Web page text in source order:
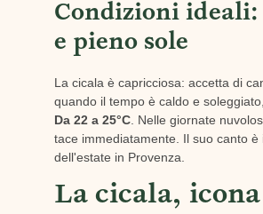
Condizioni ideali:
e pieno sole
La cicala è capricciosa: accetta di
quando il tempo è caldo e
Da 22 a 25°C. Nelle giornate
tace immediatamente. Il suo canto è
dell'estate in Provenza.
La cicala, icona